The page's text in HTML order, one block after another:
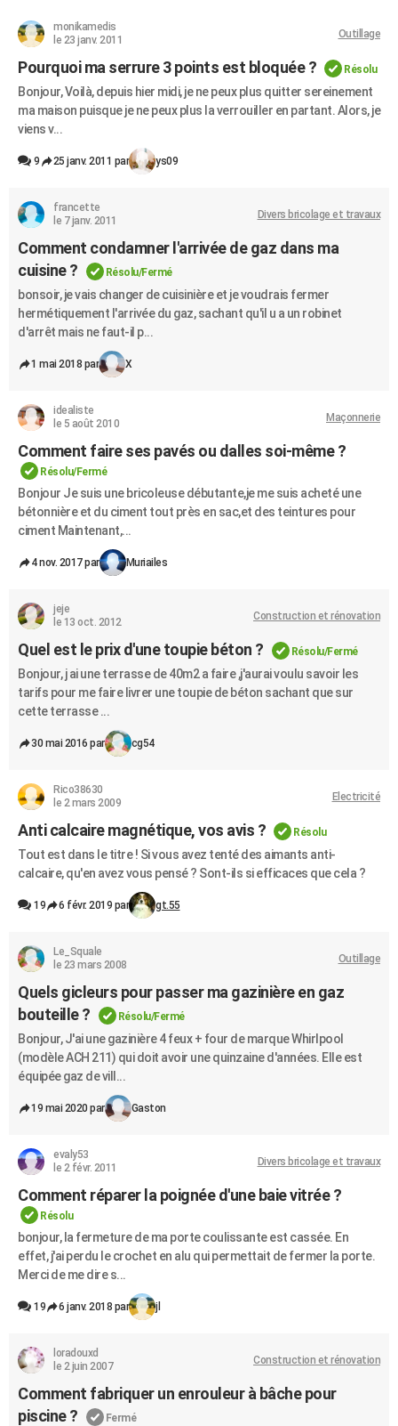
monikamedis
le 23 janv. 2011
Outillage
Pourquoi ma serrure 3 points est bloquée ? Résolu
Bonjour, Voilà, depuis hier midi, je ne peux plus quitter sereinement
ma maison puisque je ne peux plus la verrouiller en partant. Alors, je
viens v...
9 25 janv. 2011 par ys09
francette
le 7 janv. 2011
Divers bricolage et travaux
Comment condamner l'arrivée de gaz dans ma
cuisine ?
Résolu/Fermé
bonsoir, je vais changer de cuisinière et je voudrais fermer
hermétiquement l'arrivée du gaz, sachant qu'il u a un robinet
d'arrêt mais ne faut-il p...
1 mai 2018 par X
idealiste
le 5 août 2010
Maçonnerie
Comment faire ses pavés ou dalles soi-même ?
Résolu/Fermé
Bonjour Je suis une bricoleuse débutante,je me suis acheté une
bétonnière et du ciment tout près en sac,et des teintures pour
ciment Maintenant,...
4 nov. 2017 par Muriailes
jeje
le 13 oct. 2012
Construction et rénovation
Quel est le prix d'une toupie béton ? Résolu/Fermé
Bonjour, j ai une terrasse de 40m2 a faire ,j'aurai voulu savoir les
tarifs pour me faire livrer une toupie de béton sachant que sur
cette terrasse ...
30 mai 2016 par cg54
Rico38630
le 2 mars 2009
Electricité
Anti calcaire magnétique, vos avis ? Résolu
Tout est dans le titre ! Si vous avez tenté des aimants anti-
calcaire, qu'en avez vous pensé ? Sont-ils si efficaces que cela ?
19 6 févr. 2019 par gt.55
Le_Squale
le 23 mars 2008
Outillage
Quels gicleurs pour passer ma gazinière en gaz
bouteille ?
Résolu/Fermé
Bonjour, J'ai une gazinière 4 feux + four de marque Whirlpool
(modèle ACH 211) qui doit avoir une quinzaine d'années. Elle est
équipée gaz de vill...
19 mai 2020 par Gaston
evaly53
le 2 févr. 2011
Divers bricolage et travaux
Comment réparer la poignée d'une baie vitrée ?
Résolu
bonjour, la fermeture de ma porte coulissante est cassée. En
effet, j'ai perdu le crochet en alu qui permettait de fermer la porte.
Merci de me dire s...
19 6 janv. 2018 par jl
loradouxd
le 2 juin 2007
Construction et rénovation
Comment fabriquer un enrouleur à bâche pour
piscine ?
Fermé